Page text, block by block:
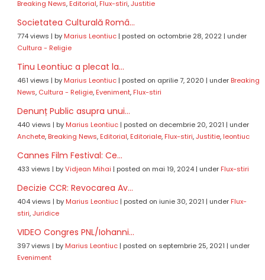
Breaking News, Editorial, Flux-stiri,Justitie
Societatea Culturală Româ...
774 views | by Marius Leontiuc| posted on octombrie 28, 2022| under
Cultura - Religie
Tinu Leontiuc a plecat la...
461 views | by Marius Leontiuc| posted on aprilie 7, 2020 | under Breaking
News, Cultura - Religie, Eveniment, Flux-stiri
Denunț Public asupra unui...
440 views | by Marius Leontiuc| posted on decembrie 20, 2021 | under
Anchete, Breaking News, Editorial, Editoriale, Flux-stiri,Justitie, leontiuc
Cannes Film Festival: Ce...
433 views | byVidjean Mihai | posted on mai 19, 2024| under Flux-stiri
Decizie CCR: Revocarea Av...
404 views | by Marius Leontiuc| posted on iunie 30, 2021 | under Flux-
stiri,Juridice
VIDEO Congres PNL/Iohanni...
397 views | by Marius Leontiuc| posted on septembrie 25, 2021 | under
Eveniment